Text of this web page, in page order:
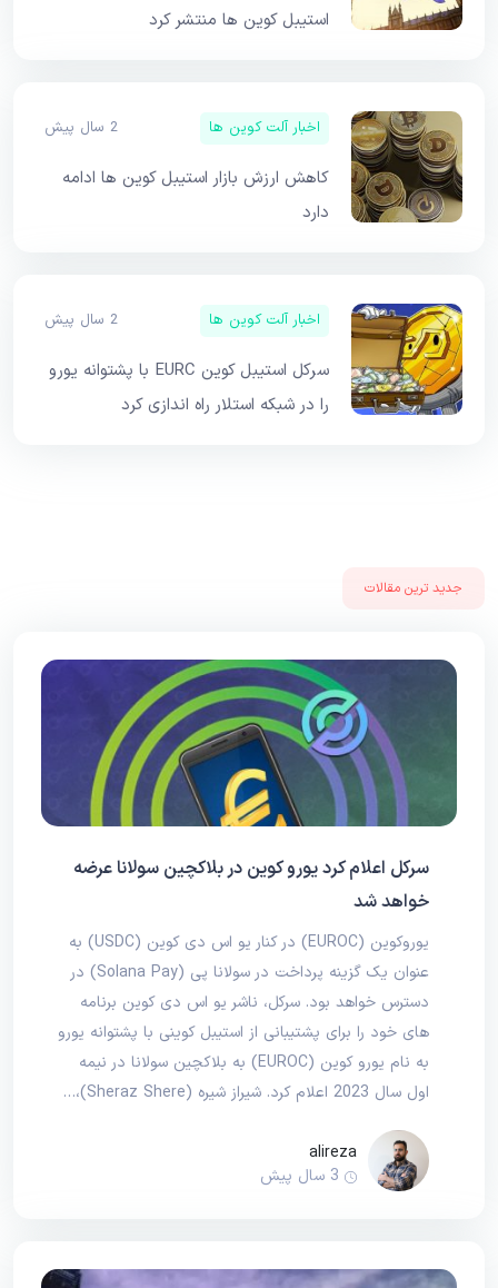
استیبل کوین ها منتشر کرد
اخبار آلت کوین ها 2 سال پیش
کاهش ارزش بازار استیبل کوین ها ادامه
دارد
اخبار آلت کوین ها 2 سال پیش
سرکل استیبل کوین EURC با پشتوانه یورو
را در شبکه استلار راه اندازی کرد
جدید ترین مقالات
سرکل اعلام کرد یورو کوین در بلاکچین سولانا عرضه
خواهد شد
یوروکوین (EUROC) در کنار یو اس دی کوین (USDC) به
عنوان یک گزینه پرداخت در سولانا پی (Solana Pay) در
دسترس خواهد بود. سرکل، ناشر یو اس دی کوین برنامه‌
های خود را برای پشتیبانی از استیبل‌ کوینی با پشتوانه یورو
به نام یورو کوین (EUROC) به بلاکچین سولانا در نیمه
اول سال 2023 اعلام کرد. شیراز شیره (Sheraz Shere)،…
alireza
3 سال پیش